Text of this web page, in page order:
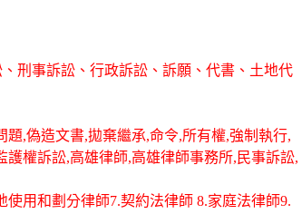
刑事訴訟、行政訴訟、訴願、代書、土地代
,偽造文書,拋棄繼承,命令,所有權,強制執行,
權訴訟,高雄律師,高雄律師事務所,民事訴訟,
用和劃分律師7.契約法律師 8.家庭法律師9.